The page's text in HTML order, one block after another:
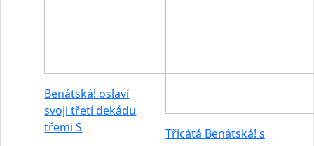
Benátská! oslaví
svoji třetí dekádu
třemi S
Třicátá Benátská! s